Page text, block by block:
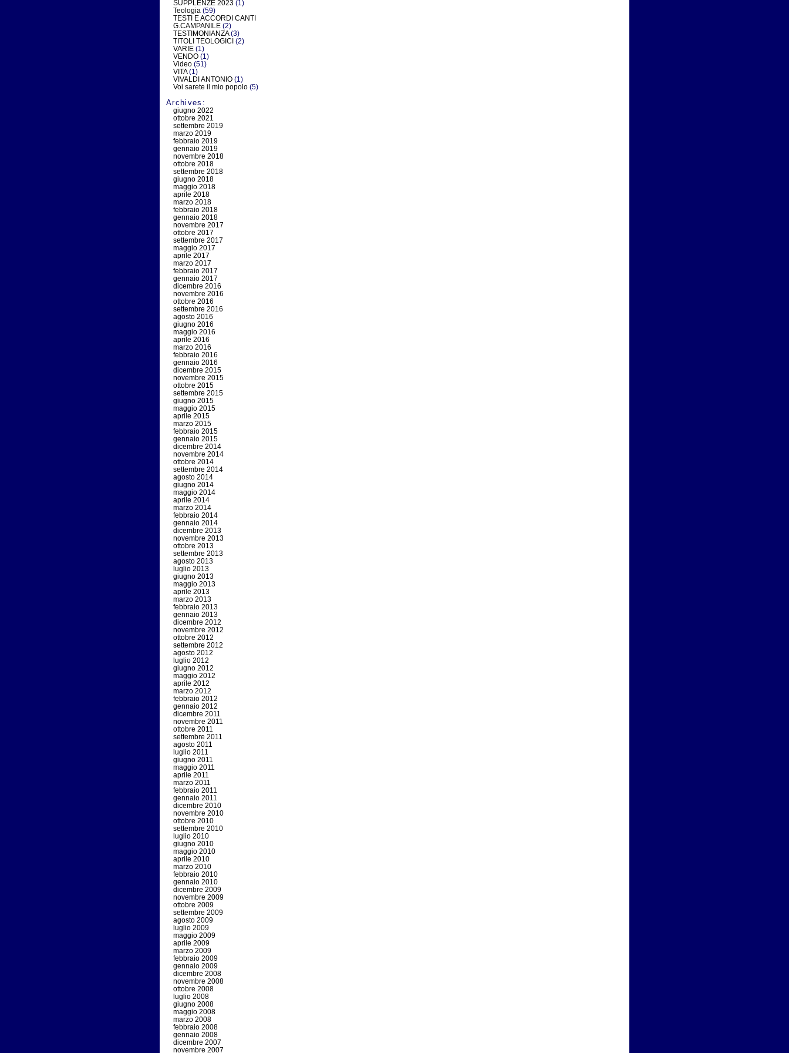
SUPPLENZE 2023 (1)
Teologia (59)
TESTI E ACCORDI CANTI
G.CAMPANILE (2)
TESTIMONIANZA(3)
TITOLI TEOLOGICI (2)
VARIE (1)
VENDO (1)
Video (51)
VITA(1)
VIVALDI ANTONIO (1)
Voi sarete il mio popolo (5)
Archives:
giugno 2022
ottobre 2021
settembre 2019
marzo 2019
febbraio 2019
gennaio 2019
novembre 2018
ottobre 2018
settembre 2018
giugno 2018
maggio 2018
aprile 2018
marzo 2018
febbraio 2018
gennaio 2018
novembre 2017
ottobre 2017
settembre 2017
maggio 2017
aprile 2017
marzo 2017
febbraio 2017
gennaio 2017
dicembre 2016
novembre 2016
ottobre 2016
settembre 2016
agosto 2016
giugno 2016
maggio 2016
aprile 2016
marzo 2016
febbraio 2016
gennaio 2016
dicembre 2015
novembre 2015
ottobre 2015
settembre 2015
giugno 2015
maggio 2015
aprile 2015
marzo 2015
febbraio 2015
gennaio 2015
dicembre 2014
novembre 2014
ottobre 2014
settembre 2014
agosto 2014
giugno 2014
maggio 2014
aprile 2014
marzo 2014
febbraio 2014
gennaio 2014
dicembre 2013
novembre 2013
ottobre 2013
settembre 2013
agosto 2013
luglio 2013
giugno 2013
maggio 2013
aprile 2013
marzo 2013
febbraio 2013
gennaio 2013
dicembre 2012
novembre 2012
ottobre 2012
settembre 2012
agosto 2012
luglio 2012
giugno 2012
maggio 2012
aprile 2012
marzo 2012
febbraio 2012
gennaio 2012
dicembre 2011
novembre 2011
ottobre 2011
settembre 2011
agosto 2011
luglio 2011
giugno 2011
maggio 2011
aprile 2011
marzo 2011
febbraio 2011
gennaio 2011
dicembre 2010
novembre 2010
ottobre 2010
settembre 2010
luglio 2010
giugno 2010
maggio 2010
aprile 2010
marzo 2010
febbraio 2010
gennaio 2010
dicembre 2009
novembre 2009
ottobre 2009
settembre 2009
agosto 2009
luglio 2009
maggio 2009
aprile 2009
marzo 2009
febbraio 2009
gennaio 2009
dicembre 2008
novembre 2008
ottobre 2008
luglio 2008
giugno 2008
maggio 2008
marzo 2008
febbraio 2008
gennaio 2008
dicembre 2007
novembre 2007